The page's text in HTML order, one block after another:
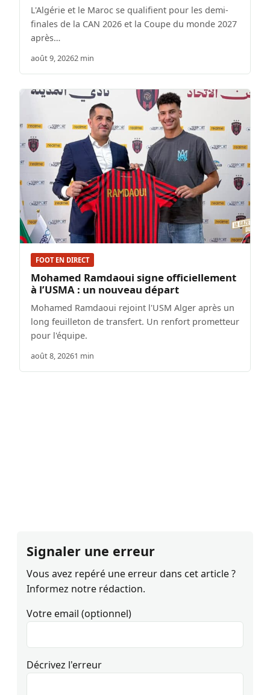
L'Algérie et le Maroc se qualifient pour les demi-
finales de la CAN 2026 et la Coupe du monde 2027
après…
août 9, 20262 min
FOOT EN DIRECT
Mohamed Ramdaoui signe officiellement
à l’USMA : un nouveau départ
Mohamed Ramdaoui rejoint l'USM Alger après un
long feuilleton de transfert. Un renfort prometteur
pour l'équipe.
août 8, 20261 min
Signaler une erreur
Vous avez repéré une erreur dans cet article ?
Informez notre rédaction.
Votre email (optionnel)
Décrivez l'erreur